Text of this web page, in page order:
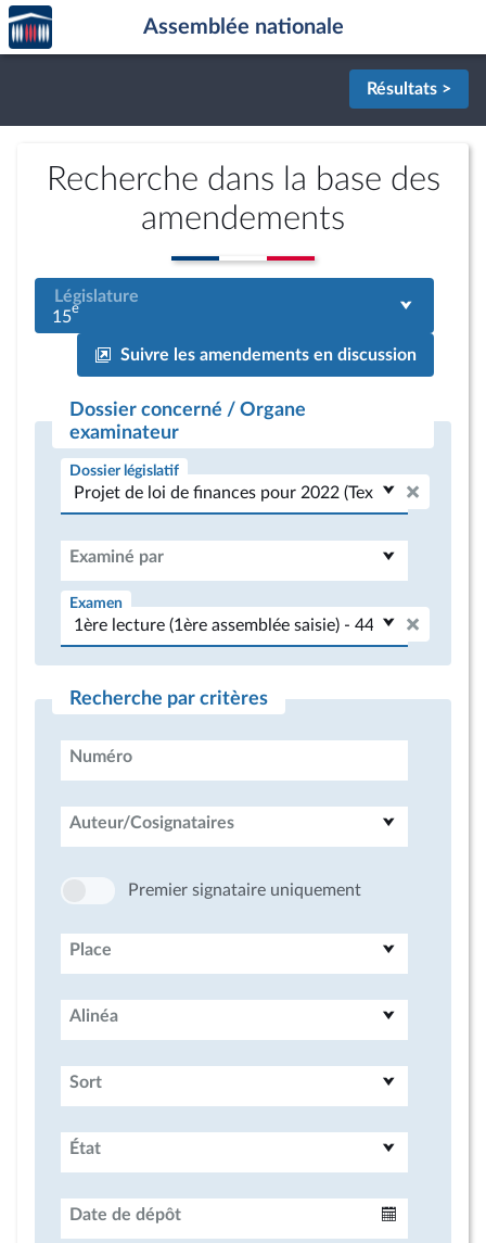
Aller au contenu
Aller en bas de la page
Accèder
à la
page
Assemblée nationale
Résultats >
Recherche dans la base des
amendements
Législature
15e
Suivre les amendements en discussion
Dossier concerné / Organe
examinateur
Dossier législatif
Examiné par
Examen
Recherche par critères
Numéro
Auteur/Cosignataires
Premier signataire uniquement
Place
Alinéa
Sort
État
Date de dépôt